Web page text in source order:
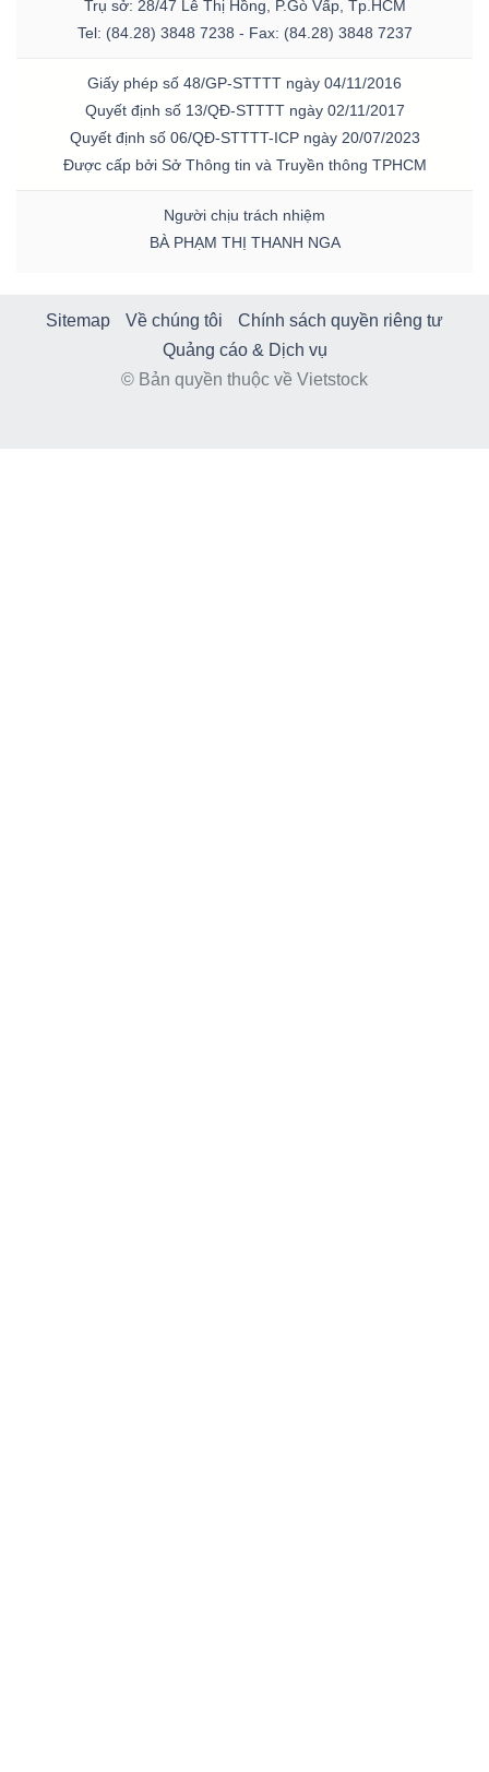
Trụ sở: 28/47 Lê Thị Hồng, P.Gò Vấp, Tp.HCM
Tel: (84.28) 3848 7238 - Fax: (84.28) 3848 7237
Giấy phép số 48/GP-STTTT ngày 04/11/2016
Quyết định số 13/QĐ-STTTT ngày 02/11/2017
Quyết định số 06/QĐ-STTTT-ICP ngày 20/07/2023
Được cấp bởi Sở Thông tin và Truyền thông TPHCM
Người chịu trách nhiệm
BÀ PHẠM THỊ THANH NGA
Sitemap Về chúng tôi
Chính sách quyền riêng tư
Quảng cáo & Dịch vụ
© Bản quyền thuộc về Vietstock